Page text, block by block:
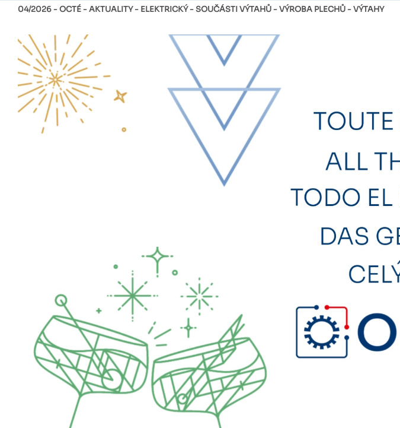
04/2026 -OCTÉ AKTUALITY ELEKTRICKÝ SOUČÁSTI VÝTAHŮ VÝROBA PLECHŮ VÝTAHY